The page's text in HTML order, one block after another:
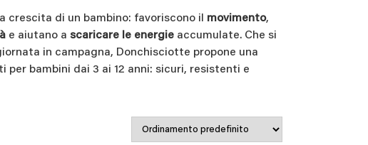
crescita di un bambino: favoriscono il movimento,
e aiutano a scaricare le energie accumulate. Che si
in campagna, Donchisciotte propone una
per bambini dai 3 ai 12 anni: sicuri, resistenti e